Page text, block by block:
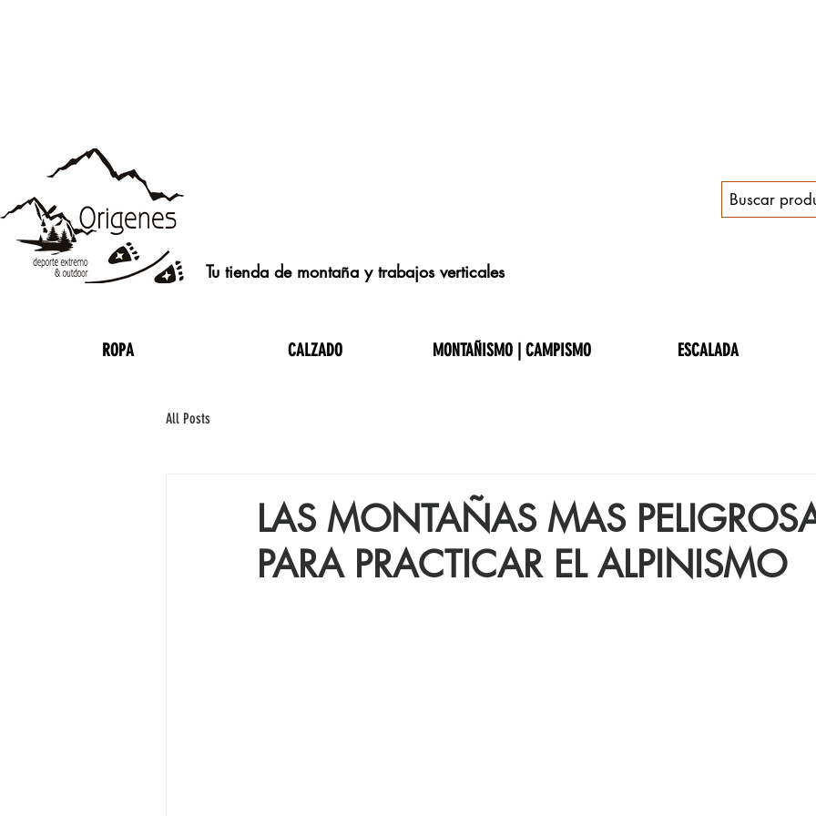
Tu tienda de montaña y trabajos verticales
ROPA CALZADO MONTAÑISMO | CAMPISMO ESCALADA
All Posts
LAS MONTAÑAS MAS
PARA PRACTICAR EL ALPINISMO